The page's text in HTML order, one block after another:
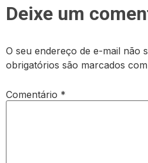
Deixe um
O seu endereço de e-mail não
obrigatórios são marcados com
Comentário *